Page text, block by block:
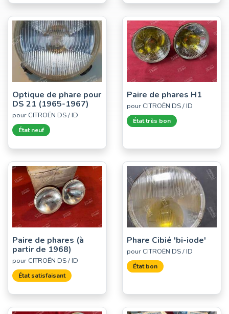
Optique de phare pour
DS 21 (1965-1967)
pour CITROËN DS / ID
État neuf
Paire de phares H1
pour CITROËN DS / ID
État très bon
Paire de phares (à
partir de 1968)
pour CITROËN DS / ID
État satisfaisant
Phare Cibié 'bi-iode'
pour CITROËN DS / ID
État bon